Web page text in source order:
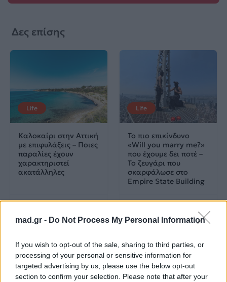
mad.gr - Do Not Process My Personal Information
If you wish to opt-out of the sale, sharing to third parties, or
processing of your personal or sensitive information for
targeted advertising by us, please use the below opt-out
section to confirm your selection. Please note that after your
Δες επίσης
Life
Καλοκαίρι στην Αττική
με επιφυλάξεις – Ποιες
παραλίες έχουν
χαρακτηριστεί
ακατάλληλες
Life
Το πιο επικίνδυνο
«Will you marry me?»
που έχουμε δει ποτέ –
Το ζευγάρι που
σκαρφάλωσε στο
Empire State Building